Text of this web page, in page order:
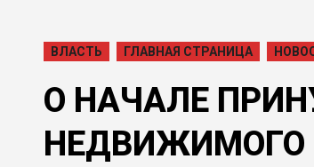
ВЛАСТЬ ГЛАВНАЯ СТРАНИЦА
О НАЧАЛЕ